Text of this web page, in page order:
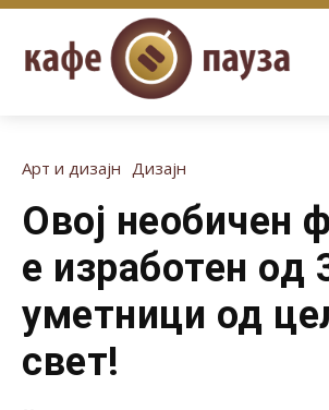
Арт и дизајн Дизајн
Овој необичен
е изработен од
уметници од
свет!